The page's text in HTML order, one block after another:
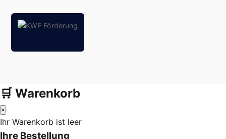
🛒 Warenkorb
×
Ihr Warenkorb ist leer
Ihre Bestellung